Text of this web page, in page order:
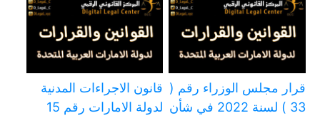
قرار مجلس الوزراء رقم (
33 ) لسنة 2022 في شأن
قانون الاجراءات المدنية
لدولة الامارات رقم 15